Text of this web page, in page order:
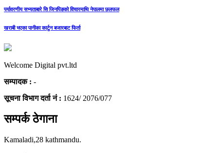
पर्यावरणीय सभ्यताबारे सि जिनपिङको विचारमाथि नेपालमा छलफल
खराबी भएका पानीका कार्टुन बजारबाट फिर्ता
Welcome Digital pvt.ltd
सम्पादक : -
सूचना विभाग दर्ता नं : 1624/ 2076/077
सम्पर्क ठेगाना
Kamaladi,28 kathmandu.